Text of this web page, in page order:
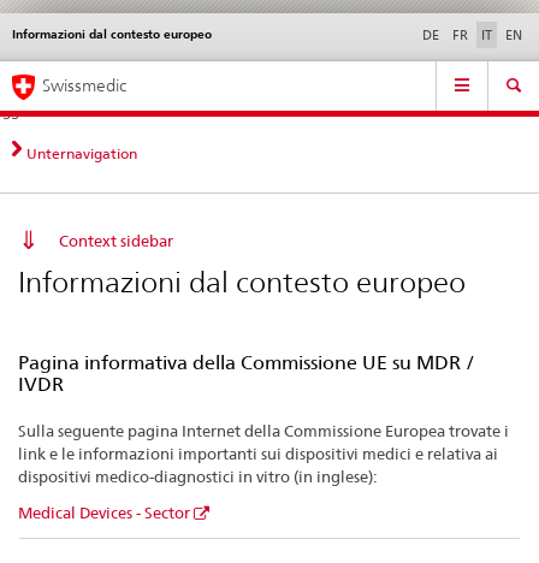
Navigazione
diretta:
novità,
aspetti
contatto
Novità &
norme
Contatto | Supporto &
aiuto
Informazioni dal contesto europeo DE FR IT EN
Service
Navigation
Swissmedic
Unternavigation
Context sidebar
Informazioni dal contesto europeo
Pagina informativa della Commissione UE su MDR /
IVDR
Sulla seguente pagina Internet della Commissione Europea trovate i
link e le informazioni importanti sui dispositivi medici e relativa ai
dispositivi medico-diagnostici in vitro (in inglese):
Medical Devices - Sector